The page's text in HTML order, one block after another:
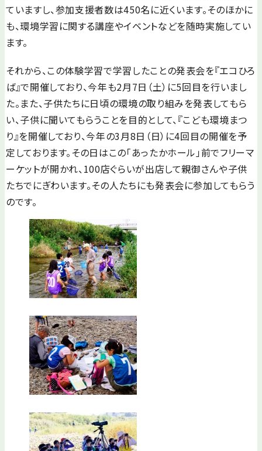
ていますし、参加支援者数は450名に近くいます。そのほかに
も、環境学習に関する講座やイベントなどを随時実施してい
ます。
それから、この体験学習で学習したことの発表会を『エコひろ
ば』で開催しており、今年も2月7日（土）に5回目を行いまし
た。また、子供たちに日頃の環境の取り組みを発表してもら
い、子供に聞いてもらうことを目的として、『こども環境まつ
り』を開催しており、今年の3月8日（日）に4回目の開催を予
定しております。その日はこの「あったかホール」前でフリーマ
ーケットが開かれ、100店ぐらいが出店して親御さんや子供
たちでにぎわいます。その人たちにも発表会に参加してもらう
のです。